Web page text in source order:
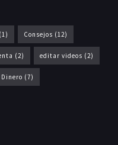
(1) Consejos (12)
(2) editar videos (2)
(7)